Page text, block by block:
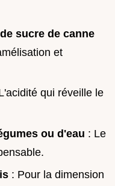
sucre de canne
et
qui réveille le
ou d'eau : Le
: Pour la dimension